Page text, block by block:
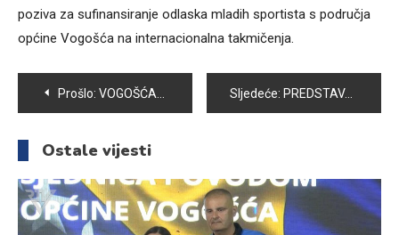
poziva za sufinansiranje odlaska mladih sportista s područja
općine Vogošća na internacionalna takmičenja.
Navigacija
članaka
Prošlo: VOGOŠĆANSKI MATURANTI APLAUZIMA ISPRAĆENI U NOVO ŽIVOTNO POGLAVLJE Sljedeće: PREDSTAVA ZA DJECU “IVICA I MARICA” PONOVO PRED VOGOŠĆANSKOM PUBLIKOM
Ostale vijesti